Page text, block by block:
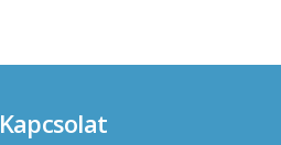
Kapcsolat